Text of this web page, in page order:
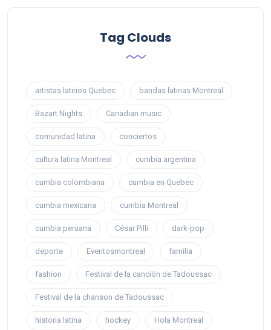
Tag Clouds
artistas latinos Quebec bandas latinas Montreal
Bazart Nights Canadian music
comunidad latina conciertos
cultura latina Montreal cumbia argentina
cumbia colombiana cumbia en Quebec
cumbia mexicana cumbia Montreal
cumbia peruana César Pilli dark-pop
deporte Eventosmontreal familia
fashion Festival de la canción de Tadoussac
Festival de la chanson de Tadoussac
historia latina hockey Hola Montreal